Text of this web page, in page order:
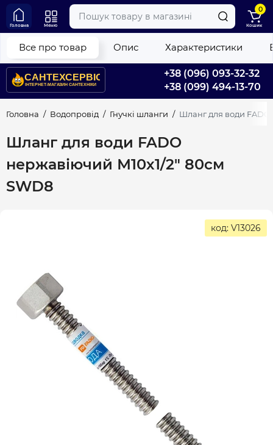
+38 (096) 093-32-32
+38 (099) 494-13-70
Головна Меню
0
Кошик
Головна Водопровід Гнучкі шланги Шланг для води
Шланг для води FADO
нержавіючий М10х1/2" 80см
SWD8
Все про товар Опис Характеристики
код: V13026